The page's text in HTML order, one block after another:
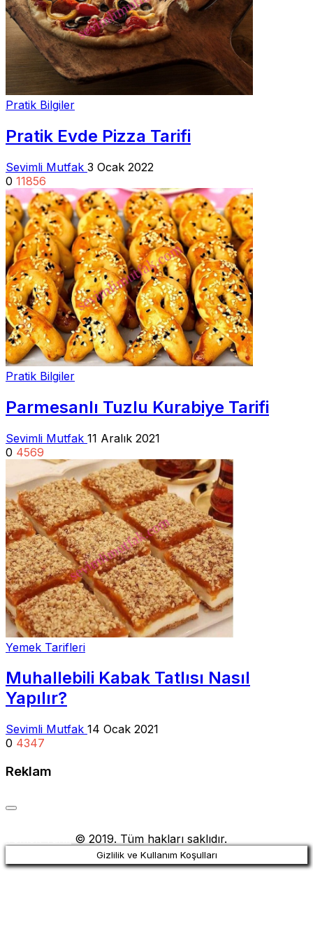
Pratik Bilgiler
Pratik Evde Pizza Tarifi
Sevimli Mutfak 3 Ocak 2022
0 11856
Pratik Bilgiler
Parmesanlı Tuzlu Kurabiye Tarifi
Sevimli Mutfak 11 Aralık 2021
0 4569
Yemek Tarifleri
Muhallebili Kabak Tatlısı Nasıl
Yapılır?
Sevimli Mutfak 14 Ocak 2021
0 4347
Reklam
© 2019. Tüm hakları saklıdır.
Gizlilik ve Kullanım Koşulları